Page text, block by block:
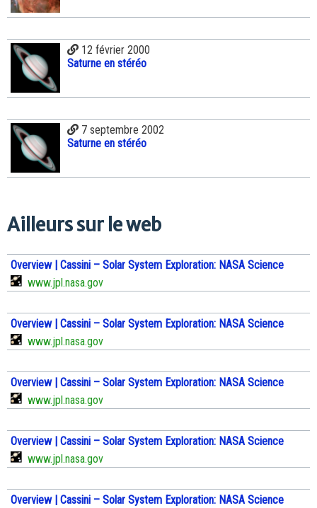
12 février 2000
Saturne en stéréo
7 septembre 2002
Saturne en stéréo
Ailleurs sur le web
Overview | Cassini – Solar System Exploration: NASA Science
www.jpl.nasa.gov
Overview | Cassini – Solar System Exploration: NASA Science
www.jpl.nasa.gov
Overview | Cassini – Solar System Exploration: NASA Science
www.jpl.nasa.gov
Overview | Cassini – Solar System Exploration: NASA Science
www.jpl.nasa.gov
Overview | Cassini – Solar System Exploration: NASA Science